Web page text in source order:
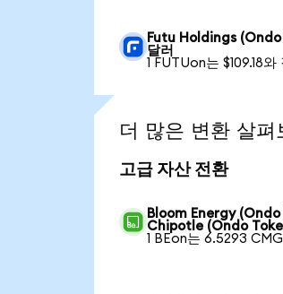
Futu Holdings
달러
1 FUTUon는 $109.18와
더 많은 변환 살펴
고급 자산 전환
Bloom Energy
Chipotle (Ondo
1 BEon는 6.5293